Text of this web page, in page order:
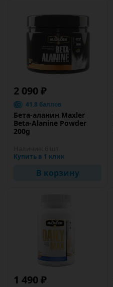
2 090 ₽
41.8 баллов
Бета-аланин Maxler
Beta-Alanine Powder
200g
Купить в 1 клик
В корзину
1 490 ₽